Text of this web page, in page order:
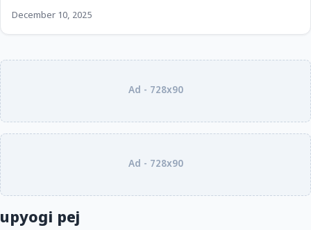
December 10, 2025
Ad - 728x90
Ad - 728x90
upyogi pej